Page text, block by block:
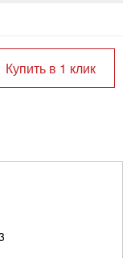
Купить в 1 клик